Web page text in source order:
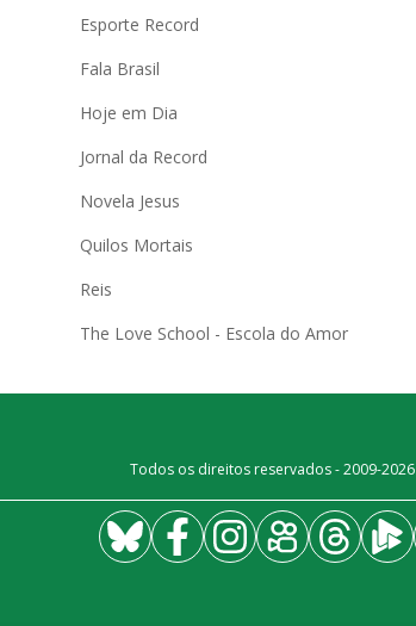
Esporte Record
Fala Brasil
Hoje em Dia
Jornal da Record
Novela Jesus
Quilos Mortais
Reis
The Love School - Escola do Amor
Todos os direitos reservados - 2009-2026